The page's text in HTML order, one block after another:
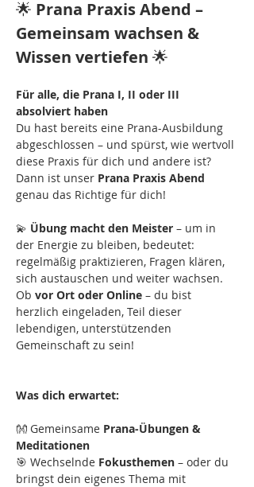
🌟 Prana Praxis Abend –
Gemeinsam wachsen &
Wissen vertiefen 🌟
Für alle, die Prana I, II oder III
absolviert haben
Du hast bereits eine Prana-Ausbildung
abgeschlossen – und spürst, wie wertvoll
diese Praxis für dich und andere ist?
Dann ist unser Prana Praxis Abend
genau das Richtige für dich!
💫 Übung macht den Meister – um in
der Energie zu bleiben, bedeutet:
regelmäßig praktizieren, Fragen klären,
sich austauschen und weiter wachsen.
Ob vor Ort oder Online – du bist
herzlich eingeladen, Teil dieser
lebendigen, unterstützenden
Gemeinschaft zu sein!
Was dich erwartet:
👐 Gemeinsame Prana-Übungen &
Meditationen
🎯 Wechselnde Fokusthemen – oder du
bringst dein eigenes Thema mit